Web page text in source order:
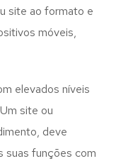
site ao formato e
móveis,
elevados níveis
site ou
deve
suas funções com